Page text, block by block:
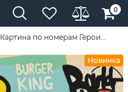
0
Картина по номерам Герои...
Новинка